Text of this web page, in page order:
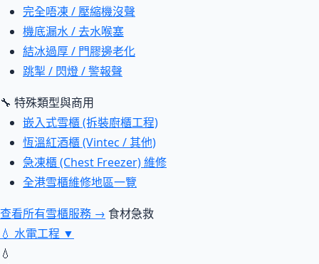
完全唔凍 / 壓縮機沒聲
機底漏水 / 去水喉塞
結冰過厚 / 門膠邊老化
跳掣 / 閃燈 / 警報聲
🔧 特殊類型與商用
嵌入式雪櫃 (拆裝廚櫃工程)
恆溫紅酒櫃 (Vintec / 其他)
急凍櫃 (Chest Freezer) 維修
全港雪櫃維修地區一覽
查看所有雪櫃服務 → 食材急救
💧 水電工程 ▼
💧